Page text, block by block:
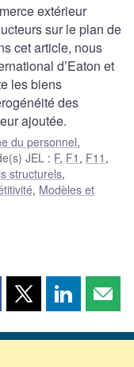
extérieur
sur le plan de
cet article, nous
d’Eaton et
les biens
des
ajoutée.
du personnel,
JEL : F, F1 , F11 ,
structurels,
, Modèles et
Partager
page
Partager
page page